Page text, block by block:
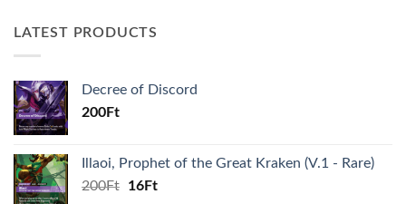
LATEST PRODUCTS
Decree of Discord
200Ft
Illaoi, Prophet of the Great Kraken (V.1 - Rare)
200Ft
Original
16FtCurrent